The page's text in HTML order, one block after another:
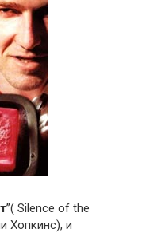
”( Silence of the
Хопкинс), и